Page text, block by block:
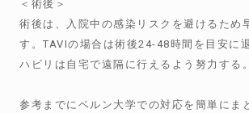
＜術後＞
術後は、入院中の感染リスクを避けるため
す。TAVIの場合は術後24-48時間を目安に
ハビリは自宅で遠隔に行えるよう努力する。
参考までにベルン大学での対応を簡単にま